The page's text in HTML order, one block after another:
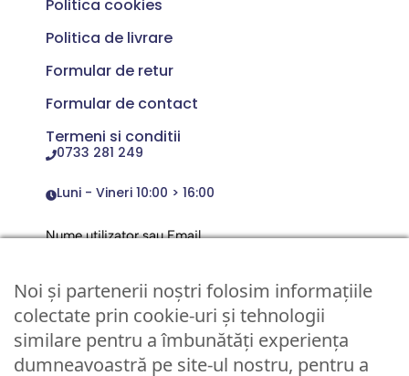
Politica cookies
Politica de livrare
Formular de retur
Formular de contact
Termeni si conditii
0733 281 249
Luni - Vineri 10:00 > 16:00
Nume utilizator sau Email
Parola
Noi și partenerii noștri folosim informațiile
colectate prin cookie-uri și tehnologii
similare pentru a îmbunătăți experiența
dumneavoastră pe site-ul nostru, pentru a